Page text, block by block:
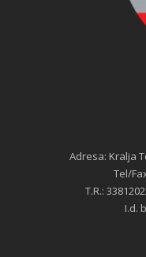
Adresa: Kralja
Tel/
T.R.:
I.d.